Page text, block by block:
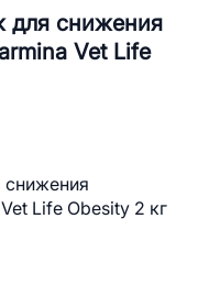
для снижения
Vet Life